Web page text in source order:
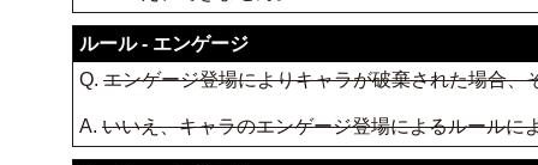
ルール - エンゲージ
Q. エンゲージ登場によりキャラが破棄された場合、
A. いいえ、キャラのエンゲージ登場によるルールに